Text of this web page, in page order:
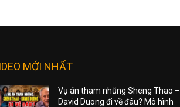
MỚI NHẤT
Vụ án tham nhũng Sheng Thao –
David Duong đi về đâu? Mô hình